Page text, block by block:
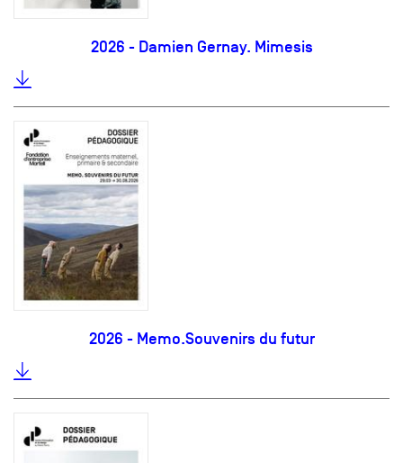
2026 - Damien Gernay. Mimesis
2026 - Memo.Souvenirs du futur